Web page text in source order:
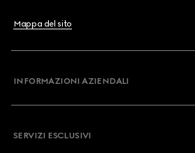
Mappa del sito
INFORMAZIONI AZIENDALI
SERVIZI ESCLUSIVI